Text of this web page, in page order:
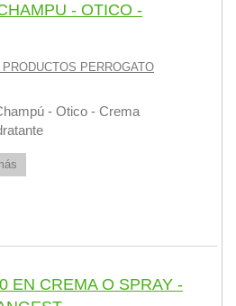
- OTICO -
PERROGATO
- Otico - Crema
EN CREMA O SPRAY -